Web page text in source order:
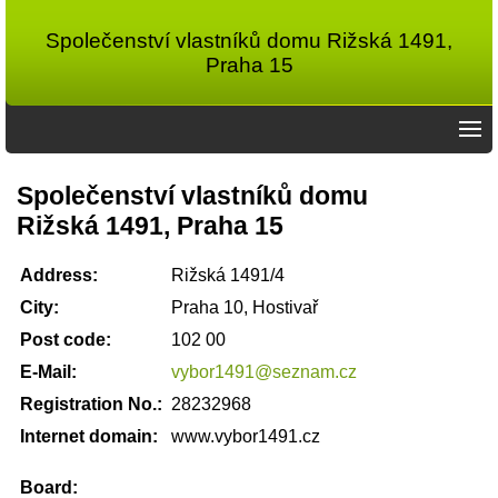
Společenství vlastníků domu Rižská 1491,
Praha 15
Společenství vlastníků domu
Rižská 1491, Praha 15
Address:
Rižská 1491/4
City:
Praha 10, Hostivař
Post code:
102 00
E-Mail:
vybor1491@seznam.cz
Registration No.: 28232968
Internet domain:
www.vybor1491.cz
Board: